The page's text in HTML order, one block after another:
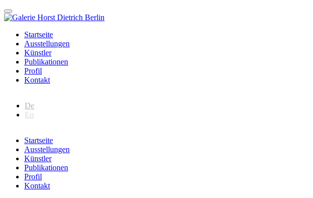
Startseite
Ausstellungen
Künstler
Publikationen
Profil
Kontakt
De
En
Startseite
Ausstellungen
Künstler
Publikationen
Profil
Kontakt